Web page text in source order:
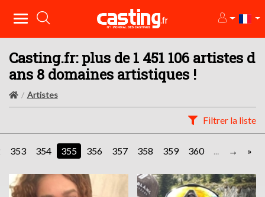
Casting.fr: plus de 1 451 106 artistes d
ans 8 domaines artistiques !
Artistes
Filtrer la liste
353 354 355 356 357 358 359 360 ... »